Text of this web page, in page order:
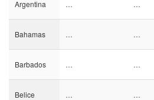
Argentina … …
Bahamas … …
Barbados … …
Belice … …